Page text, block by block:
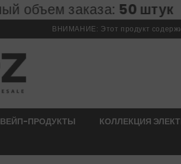
50 штук
ВНИМАНИЕ: Этот продукт
ВЕЙП-ПРОДУКТЫ КОЛЛЕКЦИЯ